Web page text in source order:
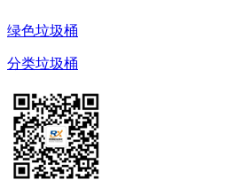
绿色垃圾桶
分类垃圾桶